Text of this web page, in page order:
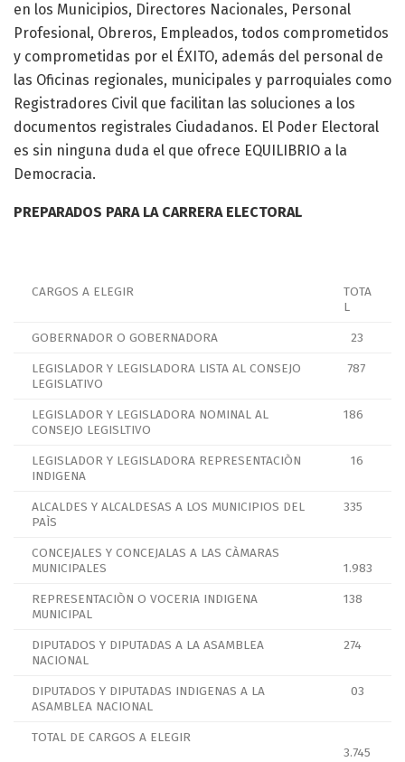
en los Municipios, Directores Nacionales, Personal
Profesional, Obreros, Empleados, todos comprometidos
y comprometidas por el ÉXITO, además del personal de
las Oficinas regionales, municipales y parroquiales como
Registradores Civil que facilitan las soluciones a los
documentos registrales Ciudadanos. El Poder Electoral
es sin ninguna duda el que ofrece EQUILIBRIO a la
Democracia.
PREPARADOS PARA LA CARRERA ELECTORAL
CARGOS A ELEGIR
TOTA
L
GOBERNADOR O GOBERNADORA
23
LEGISLADOR Y LEGISLADORA LISTA AL CONSEJO
LEGISLATIVO
787
LEGISLADOR Y LEGISLADORA NOMINAL AL
CONSEJO LEGISLTIVO
186
LEGISLADOR Y LEGISLADORA REPRESENTACIÒN
INDIGENA
16
ALCALDES Y ALCALDESAS A LOS MUNICIPIOS DEL
PAÌS
335
CONCEJALES Y CONCEJALAS A LAS CÀMARAS
MUNICIPALES
1.983
REPRESENTACIÒN O VOCERIA INDIGENA
MUNICIPAL
138
DIPUTADOS Y DIPUTADAS A LA ASAMBLEA
NACIONAL
274
DIPUTADOS Y DIPUTADAS INDIGENAS A LA
ASAMBLEA NACIONAL
03
TOTAL DE CARGOS A ELEGIR
3.745